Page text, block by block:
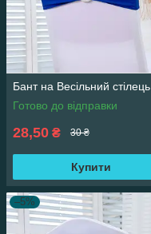
Бант на Весільний стілець
Готово до відправки
28,50 ₴ 30 ₴
Купити
–5%